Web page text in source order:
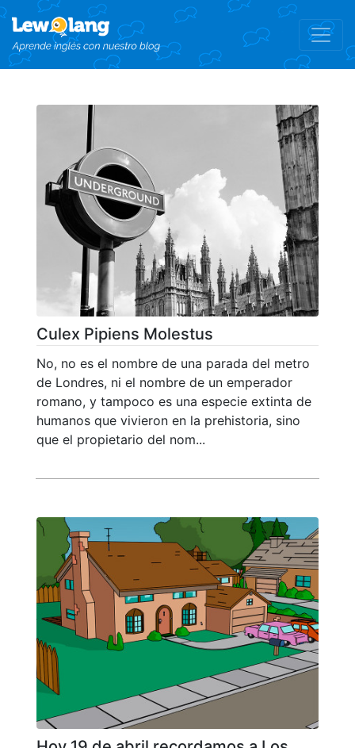
Culex Pipiens Molestus
No, no es el nombre de una parada del metro
de Londres, ni el nombre de un emperador
romano, y tampoco es una especie extinta de
humanos que vivieron en la prehistoria, sino
que el propietario del nom...